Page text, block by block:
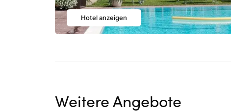
Hotel anzeigen
Weitere Angebote